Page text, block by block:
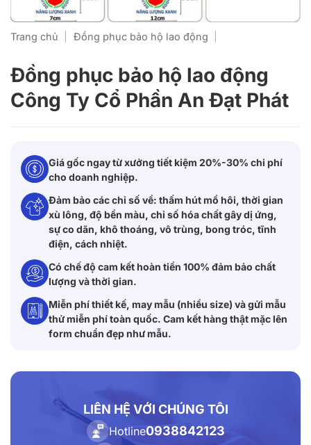
Trang chủ Đồng phục bảo hộ lao động
Đồng phục bảo hộ lao động
Công Ty Cổ Phần An Đạt Phát
Giá gốc ngay từ xưởng tiết kiệm 20%-30% chi phí
cho doanh nghiệp.
Đảm bảo các chỉ số về: thấm hút mồ hôi, thời gian
xù lông, độ bền màu, chỉ số hóa chất gây dị ứng,
sự co dãn, khô thoáng, vô trùng, bong tróc, tĩnh
điện, cách nhiệt.
Có chế độ cam kết hoàn tiền 100% đảm bảo chất
lượng và thời gian.
Miễn phí thiết kế, may mẫu (nhiều size) và gửi mẫu
thử miễn phí toàn quốc. Cam kết hàng thật mặc lên
form chuẩn đẹp như mẫu.
LIÊN HỆ VỚI CHÚNG TÔI
Hotline0938842123